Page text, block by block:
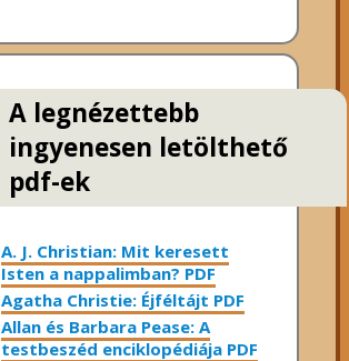
A legnézettebb
ingyenesen letölthető
pdf-ek
A. J. Christian: Mit keresett
Isten a nappalimban? PDF
Agatha Christie: Éjféltájt PDF
Allan és Barbara Pease: A
testbeszéd enciklopédiája PDF